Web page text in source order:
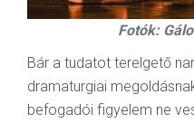
Fotók:
Bár a tudatot terelgető
dramaturgiai
befogadói figyelem ne